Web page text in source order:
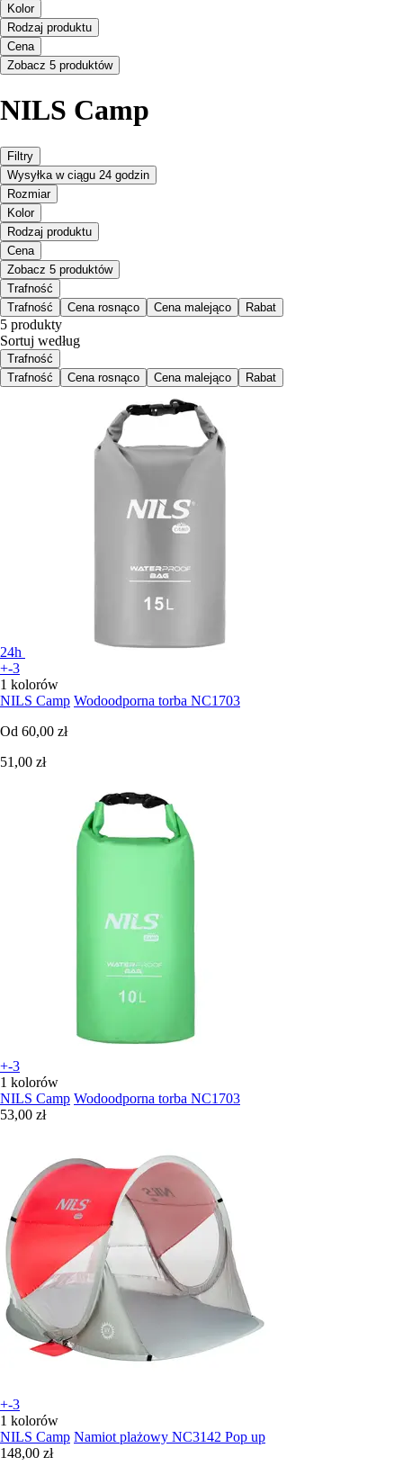
Kolor
Rodzaj produktu
Cena
Zobacz 5 produktów
NILS Camp
Filtry
Wysyłka w ciągu 24 godzin
Rozmiar
Kolor
Rodzaj produktu
Cena
Zobacz 5 produktów
Trafność
Trafność
Cena rosnąco Cena malejąco Rabat
5 produkty
Sortuj według
Trafność
Trafność
Cena rosnąco Cena malejąco Rabat
24h
+-3
1 kolorów
NILS Camp Wodoodporna torba NC1703
Od 60,00 zł
51,00 zł
+-3
1 kolorów
NILS Camp Wodoodporna torba NC1703
53,00 zł
+-3
1 kolorów
NILS Camp Namiot plażowy NC3142 Pop up
148,00 zł